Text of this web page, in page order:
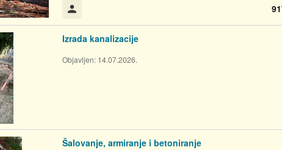
Izrada kanalizacije
Objavljen: 14.07.2026.
Šalovanje, armiranje i betoniranje